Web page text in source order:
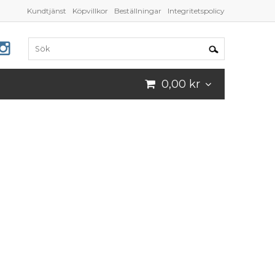
Kundtjänst Köpvillkor Beställningar Integritetspolicy
0,00 kr